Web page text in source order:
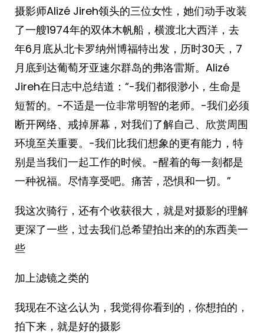
摄影师Alizé Jireh领头的三位女性，她们动手改装
了一艘1974年的双体木帆船，横渡北大西洋，去
年6月底从北卡罗纳州博福特出发，历时30天，7
月底到达葡萄牙亚速尔群岛的弗洛雷斯。Alizé
Jireh在日志中总结道：“-我们都很渺小，生命是
短暂的。-不适是一位非常明智的老师。-我们必须
断开网络、戒掉屏幕，对我们了解自己、欣赏周围
环境至关重要。-我们比我们想象的更有能力，特
别是当我们一起工作的时候。-醒着的每一刻都是
一种祝福。尽情享受吧。痛苦，恐惧和一切。”
我这次骑行，还有个收获很大，就是对摄影的理解
更深了一些，过去我们总希望拍出来的的东西美一
些
加上滤镜之类的
我现在不这么认为，我觉得你看到的，你想拍的，
拍下来，就是好的摄影